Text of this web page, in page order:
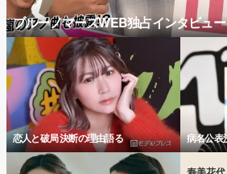
ブルーノマーズWEB独占インタビュー
恋人と破局 決断の理由語る 病名公表